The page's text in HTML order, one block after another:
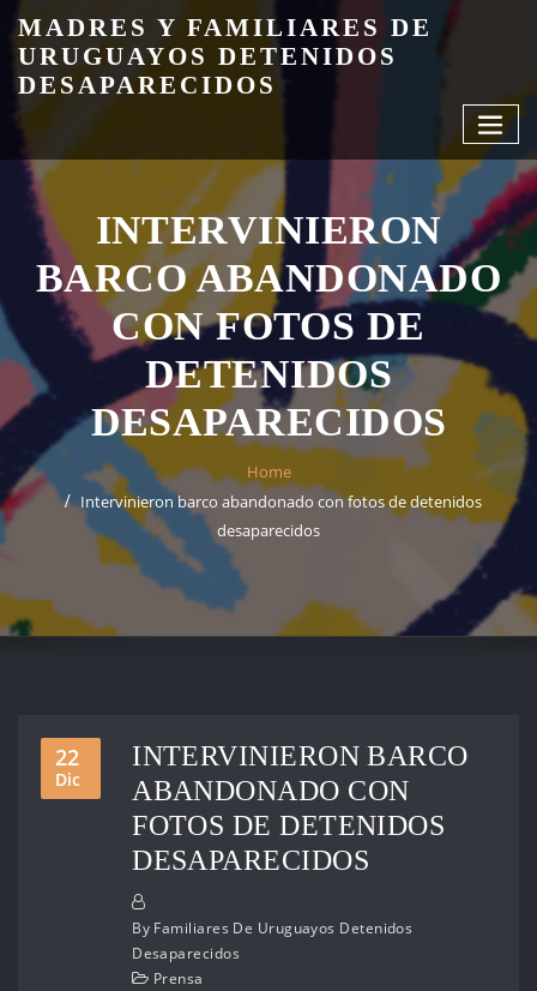
content
MADRES Y FAMILIARES DE
URUGUAYOS DETENIDOS
DESAPARECIDOS
INTERVINIERON
BARCO ABANDONADO
CON FOTOS DE
DETENIDOS
DESAPARECIDOS
Home
Intervinieron barco abandonado con fotos de detenidos
desaparecidos
22
Dic
INTERVINIERON BARCO
ABANDONADO CON
FOTOS DE DETENIDOS
DESAPARECIDOS
By Familiares De Uruguayos Detenidos
Desaparecidos
Prensa